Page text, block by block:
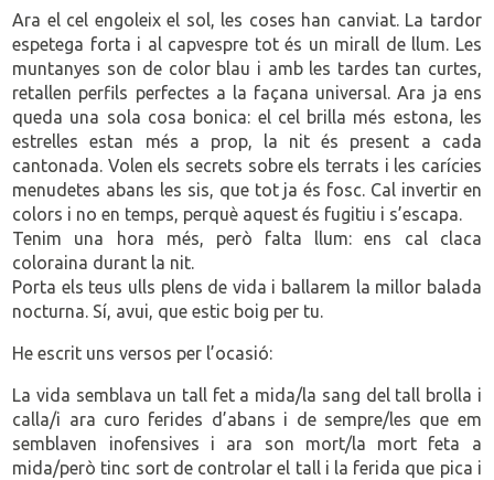
Ara el cel engoleix el sol, les coses han canviat. La tardor
espetega forta i al capvespre tot és un mirall de llum. Les
muntanyes son de color blau i amb les tardes tan curtes,
retallen perfils perfectes a la façana universal. Ara ja ens
queda una sola cosa bonica: el cel brilla més estona, les
estrelles estan més a prop, la nit és present a cada
cantonada. Volen els secrets sobre els terrats i les carícies
menudetes abans les sis, que tot ja és fosc. Cal invertir en
colors i no en temps, perquè aquest és fugitiu i s’escapa.
Tenim una hora més, però falta llum: ens cal claca
coloraina durant la nit.
Porta els teus ulls plens de vida i ballarem la millor balada
nocturna. Sí, avui, que estic boig per tu.
He escrit uns versos per l’ocasió:
La vida semblava un tall fet a mida/la sang del tall brolla i
calla/i ara curo ferides d’abans i de sempre/les que em
semblaven inofensives i ara son mort/la mort feta a
mida/però tinc sort de controlar el tall i la ferida que pica i